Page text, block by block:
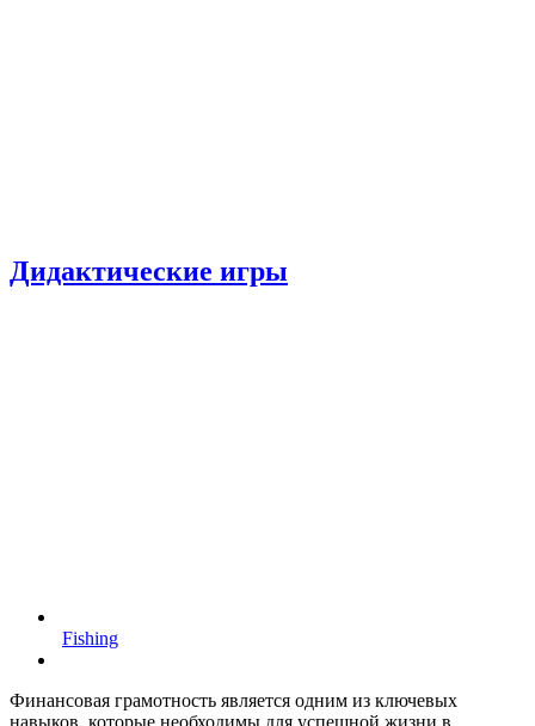
Дидактические игры
Fishing
Финансовая грамотность является одним из ключевых